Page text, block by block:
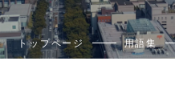
トップページ 用語集